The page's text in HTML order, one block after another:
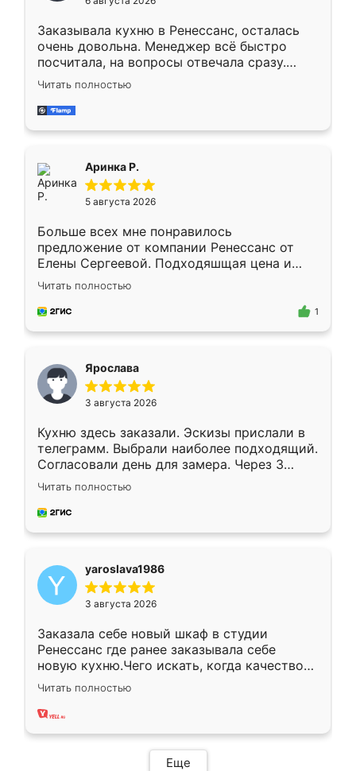
мебели буду заказывать только здесь.
Заказывала кухню в Ренессанс, осталась
очень довольна. Менеджер всё быстро
посчитала, на вопросы отвечала сразу.
Замерщик приехал в субботу, подошёл к
делу со всей ответственностью. Собрали
за день, ребята работали аккуратно, даже
Читать полностью
Аринка Р.
5 августа 2026
Больше всех мне понравилось
предложение от компании Ренессанс от
Елены Сергеевой. Подходяшщая цена и
короткие сроки изготовления. Приехавший
для замера сотрудник Владислав
предложил по моему эскизу самый
Читать полностью
1
Ярослава
3 августа 2026
Кухню здесь заказали. Эскизы прислали в
телеграмм. Выбрали наиболее подходящий.
Согласовали день для замера. Через 3
недели кухня была уже готова. Остались
довольны работой. Спасибо Ренессанс
мебель за качественную работу!
Читать полностью
yaroslava1986
3 августа 2026
Заказала себе новый шкаф в студии
Ренессанс где ранее заказывала себе
новую кухню.Чего искать, когда качеством
вполне довольна. Служит кухня уже почти
два года, нареканий нет.
Читать полностью
Еще